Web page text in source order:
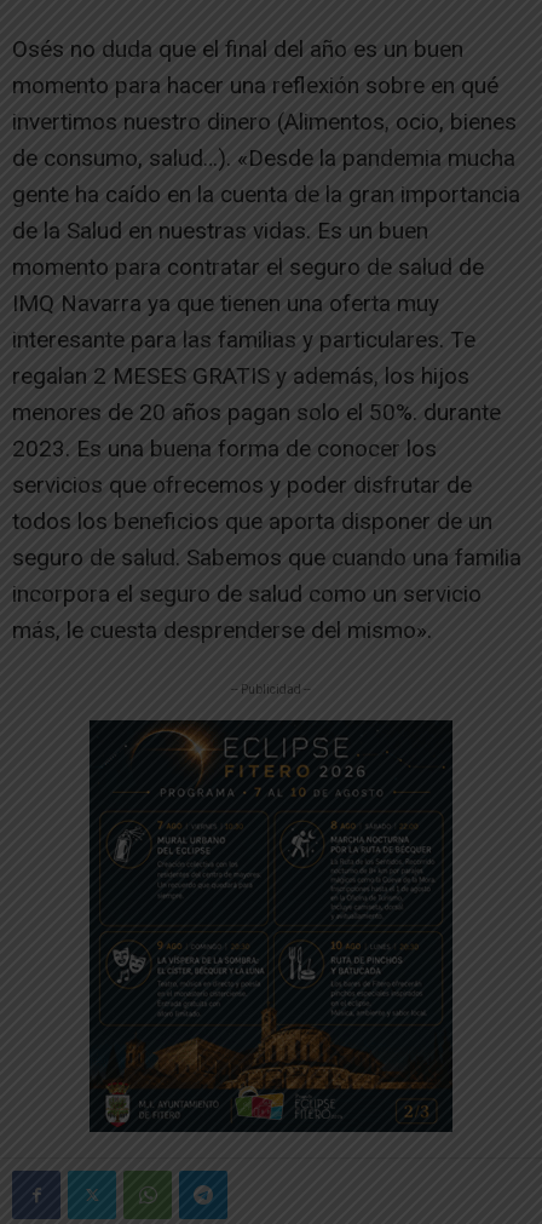
Osés no duda que el final del año es un buen
momento para hacer una reflexión sobre en qué
invertimos nuestro dinero (Alimentos, ocio, bienes
de consumo, salud…). «Desde la pandemia mucha
gente ha caído en la cuenta de la gran importancia
de la Salud en nuestras vidas. Es un buen
momento para contratar el seguro de salud de
IMQ Navarra ya que tienen una oferta muy
interesante para las familias y particulares. Te
regalan 2 MESES GRATIS y además, los hijos
menores de 20 años pagan solo el 50%. durante
2023. Es una buena forma de conocer los
servicios que ofrecemos y poder disfrutar de
todos los beneficios que aporta disponer de un
seguro de salud. Sabemos que cuando una familia
incorpora el seguro de salud como un servicio
más, le cuesta desprenderse del mismo».
-- Publicidad --